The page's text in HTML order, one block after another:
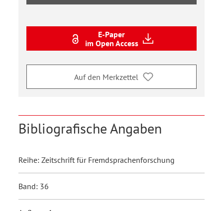
E-Paper
im Open Access
Auf den Merkzettel
Bibliografische Angaben
Reihe: Zeitschrift für Fremdsprachenforschung
Band: 36